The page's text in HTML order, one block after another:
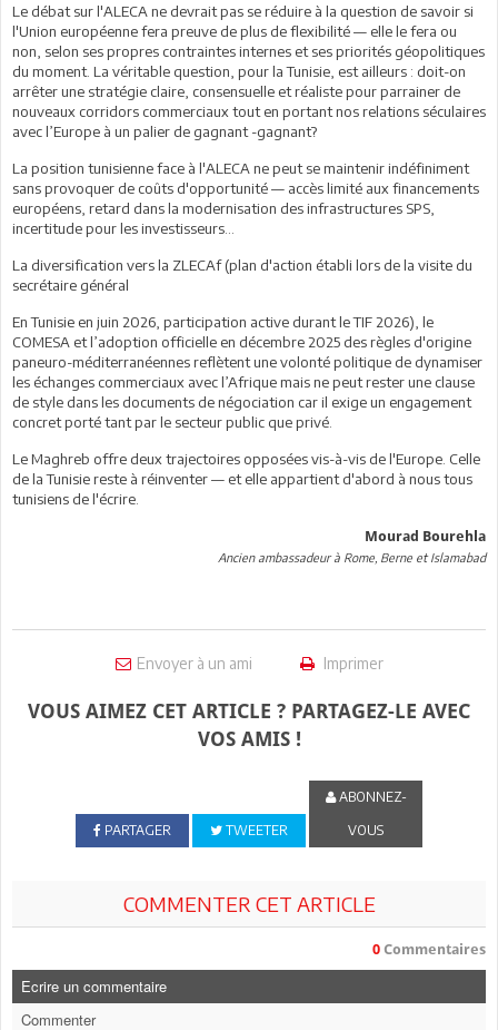
Le débat sur l'ALECA ne devrait pas se réduire à la question de savoir si
l'Union européenne fera preuve de plus de flexibilité — elle le fera ou
non, selon ses propres contraintes internes et ses priorités géopolitiques
du moment. La véritable question, pour la Tunisie, est ailleurs : doit-on
arrêter une stratégie claire, consensuelle et réaliste pour parrainer de
nouveaux corridors commerciaux tout en portant nos relations séculaires
avec l’Europe à un palier de gagnant -gagnant?
La position tunisienne face à l'ALECA ne peut se maintenir indéfiniment
sans provoquer de coûts d'opportunité — accès limité aux financements
européens, retard dans la modernisation des infrastructures SPS,
incertitude pour les investisseurs...
La diversification vers la ZLECAf (plan d'action établi lors de la visite du
secrétaire général
En Tunisie en juin 2026, participation active durant le TIF 2026), le
COMESA et l’adoption officielle en décembre 2025 des règles d'origine
paneuro-méditerranéennes reflètent une volonté politique de dynamiser
les échanges commerciaux avec l’Afrique mais ne peut rester une clause
de style dans les documents de négociation car il exige un engagement
concret porté tant par le secteur public que privé.
Le Maghreb offre deux trajectoires opposées vis-à-vis de l'Europe. Celle
de la Tunisie reste à réinventer — et elle appartient d'abord à nous tous
tunisiens de l'écrire.
Mourad Bourehla
Ancien ambassadeur à Rome, Berne et Islamabad
Envoyer à un ami Imprimer
VOUS AIMEZ CET ARTICLE ? PARTAGEZ-LE AVEC
VOS AMIS !
PARTAGER TWEETER
ABONNEZ-
VOUS
COMMENTER CET ARTICLE
0 Commentaires
Ecrire un commentaire
Commenter